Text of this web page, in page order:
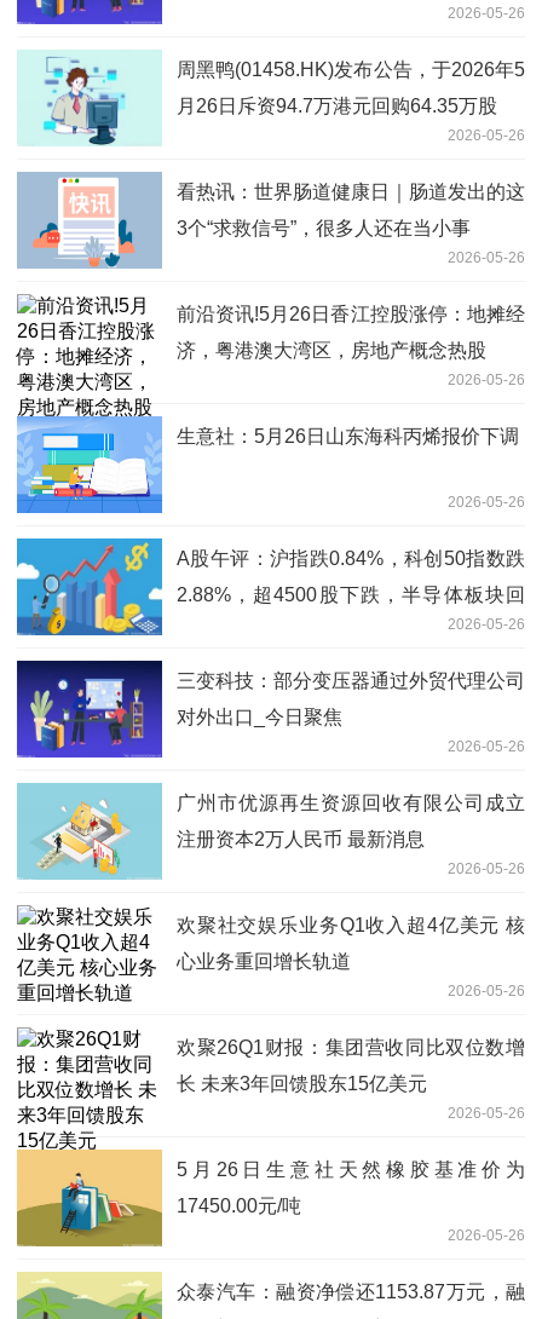
2026-05-26
周黑鸭(01458.HK)发布公告，于2026年5
月26日斥资94.7万港元回购64.35万股
2026-05-26
看热讯：世界肠道健康日｜肠道发出的这
3个“求救信号”，很多人还在当小事
2026-05-26
前沿资讯!5月26日香江控股涨停：地摊经
济，粤港澳大湾区，房地产概念热股
2026-05-26
生意社：5月26日山东海科丙烯报价下调
2026-05-26
A股午评：沪指跌0.84%，科创50指数跌
2.88%，超4500股下跌，半导体板块回
2026-05-26
三变科技：部分变压器通过外贸代理公司
对外出口_今日聚焦
2026-05-26
广州市优源再生资源回收有限公司成立
注册资本2万人民币 最新消息
2026-05-26
欢聚社交娱乐业务Q1收入超4亿美元 核
心业务重回增长轨道
2026-05-26
欢聚26Q1财报：集团营收同比双位数增
长 未来3年回馈股东15亿美元
2026-05-26
5月26日生意社天然橡胶基准价为
17450.00元/吨
2026-05-26
众泰汽车：融资净偿还1153.87万元，融